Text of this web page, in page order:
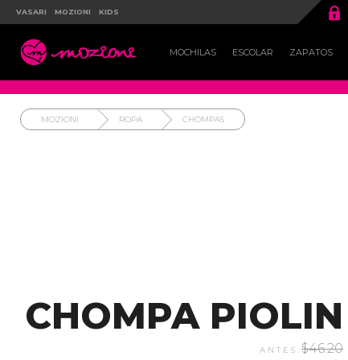
VASARI MOZIONI KIDS 
 MOCHILAS ESCOLAR ZAPATOS
MOZIONI ROPA CHOMPAS
CHOMPA PIOLIN
$46.20